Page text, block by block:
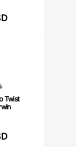
za
Twist